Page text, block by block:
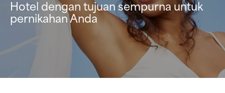
Hotel dengan tujuan sempurna untuk
pernikahan Anda